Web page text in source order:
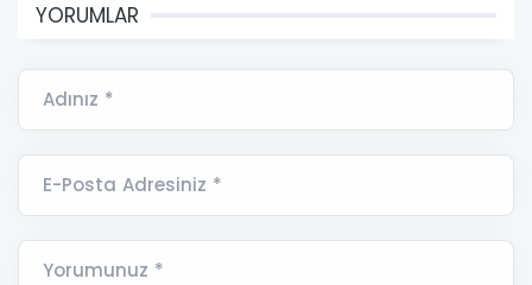
YORUMLAR
Adınız *
E-Posta Adresiniz *
Yorumunuz *